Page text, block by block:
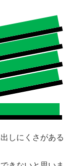
しにくさがある